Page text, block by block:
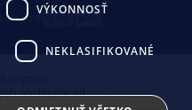
obchodov odRIESENIA
VÝKONNOSŤ
NEKLASIFIKOVANÉ